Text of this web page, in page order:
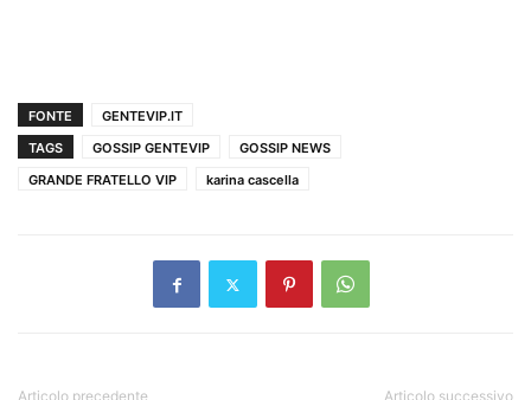
FONTE
GENTEVIP.IT
TAGS
GOSSIP GENTEVIP
GOSSIP NEWS
GRANDE FRATELLO VIP
karina cascella
Articolo precedente Articolo successivo